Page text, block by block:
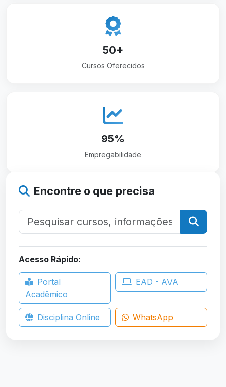
50+
Cursos Oferecidos
95%
Empregabilidade
Encontre o que precisa
Acesso Rápido:
Portal
Acadêmico
EAD - AVA
Disciplina Online WhatsApp